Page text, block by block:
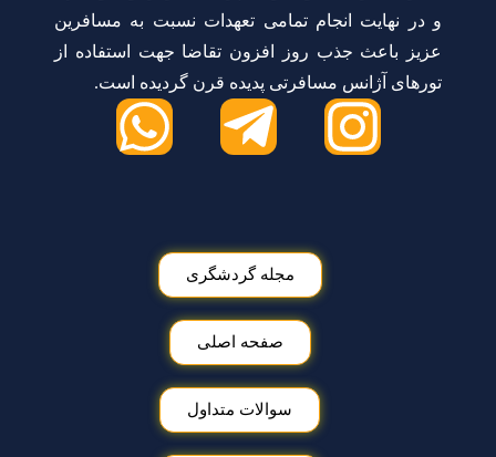
و در نهایت انجام تمامی تعهدات نسبت به مسافرین
عزیز باعث جذب روز افزون تقاضا جهت استفاده از
تورهای آژانس مسافرتی پدیده قرن گردیده است.
مجله گردشگری
صفحه اصلی
سوالات متداول